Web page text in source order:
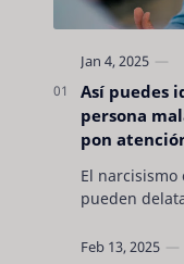
Así puedes
persona
pon
El narcisismo
pueden
evidentes.